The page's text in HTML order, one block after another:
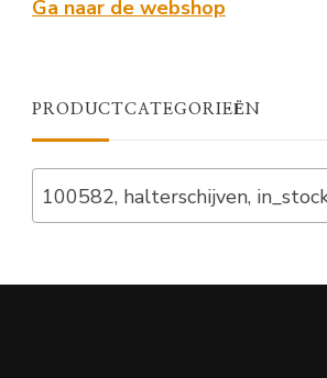
Ga naar de webshop
PRODUCTCATEGORIEËN
100582, halterschijven, in_stock,